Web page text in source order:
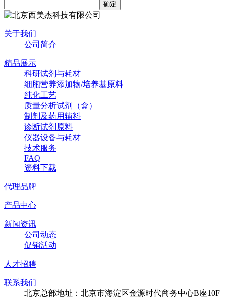
关于我们
公司简介
精品展示
科研试剂与耗材
细胞营养添加物/培养基原料
纯化工艺
质量分析试剂（盒）
制剂及药用辅料
诊断试剂原料
仪器设备与耗材
技术服务
FAQ
资料下载
代理品牌
产品中心
新闻资讯
公司动态
促销活动
人才招聘
联系我们
北京总部地址：北京市海淀区金源时代商务中心B座10F